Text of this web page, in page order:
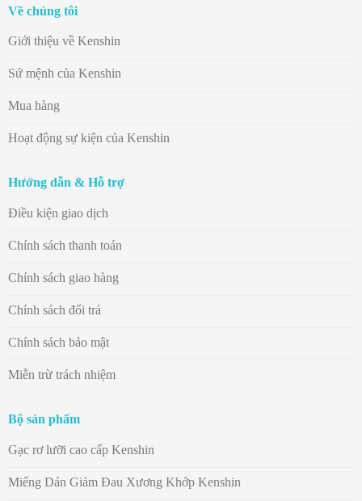
Về chúng tôi
Giới thiệu về Kenshin
Sứ mệnh của Kenshin
Mua hàng
Hoạt động sự kiện của Kenshin
Hướng dẫn & Hỗ trợ
Điều kiện giao dịch
Chính sách thanh toán
Chính sách giao hàng
Chính sách đổi trả
Chính sách bảo mật
Miễn trừ trách nhiệm
Bộ sản phẩm
Gạc rơ lưỡi cao cấp Kenshin
Miếng Dán Giảm Đau Xương Khớp Kenshin